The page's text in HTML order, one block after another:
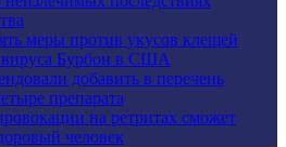
меры против укусов клещей
вируса Бурбон в США
добавить в перечень
препарата
на ретритах сможет
человек